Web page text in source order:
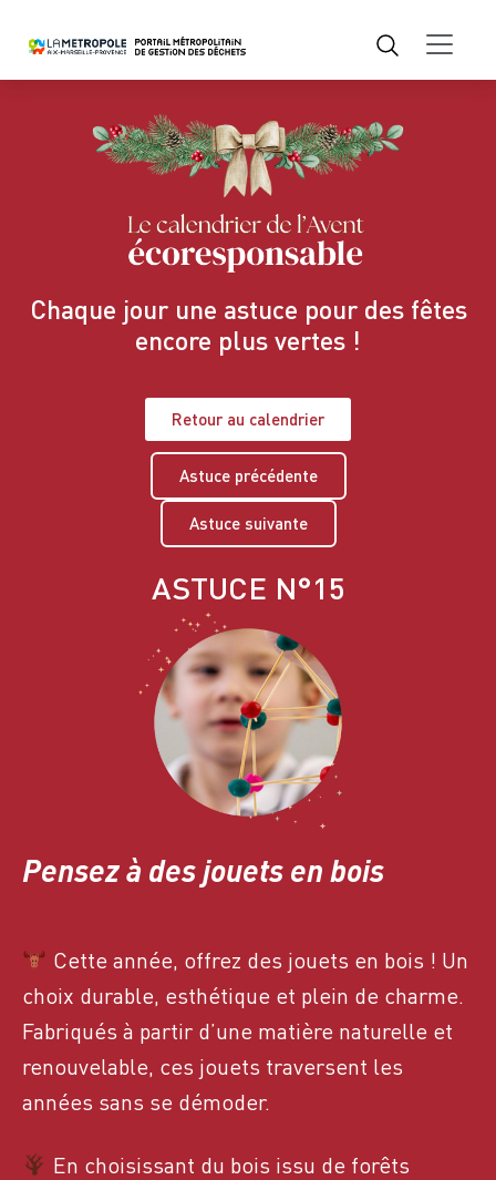
Chaque jour une astuce pour des fêtes
encore plus vertes !
Retour au calendrier
Astuce précédente
Astuce suivante
ASTUCE N°15
Pensez à des jouets en bois
Cette année, offrez des jouets en bois ! Un
choix durable, esthétique et plein de charme.
Fabriqués à partir d’une matière naturelle et
renouvelable, ces jouets traversent les
années sans se démoder.
En choisissant du bois issu de forêts